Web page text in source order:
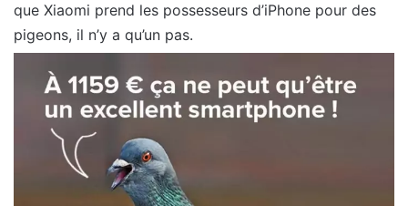
que Xiaomi prend les possesseurs d’iPhone pour des
pigeons, il n’y a qu’un pas.